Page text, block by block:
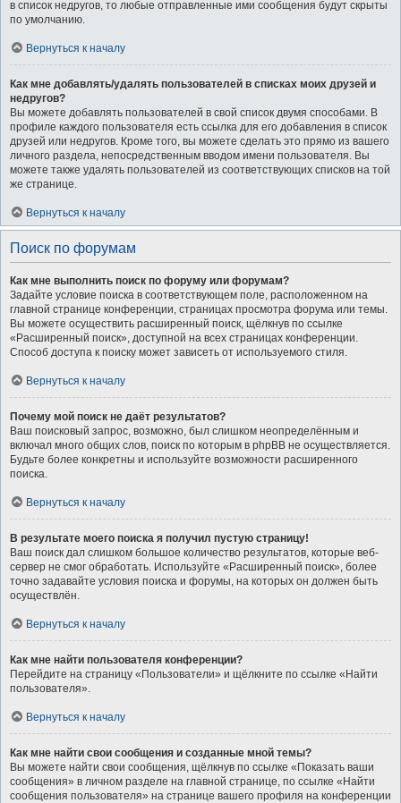
в список недругов, то любые отправленные ими сообщения будут скрыты
по умолчанию.
Вернуться к началу
Как мне добавлять/удалять пользователей в списках моих друзей и
недругов?
Вы можете добавлять пользователей в свой список двумя способами. В
профиле каждого пользователя есть ссылка для его добавления в список
друзей или недругов. Кроме того, вы можете сделать это прямо из вашего
личного раздела, непосредственным вводом имени пользователя. Вы
можете также удалять пользователей из соответствующих списков на той
же странице.
Вернуться к началу
Поиск по форумам
Как мне выполнить поиск по форуму или форумам?
Задайте условие поиска в соответствующем поле, расположенном на
главной странице конференции, страницах просмотра форума или темы.
Вы можете осуществить расширенный поиск, щёлкнув по ссылке
«Расширенный поиск», доступной на всех страницах конференции.
Способ доступа к поиску может зависеть от используемого стиля.
Вернуться к началу
Почему мой поиск не даёт результатов?
Ваш поисковый запрос, возможно, был слишком неопределённым и
включал много общих слов, поиск по которым в phpBB не осуществляется.
Будьте более конкретны и используйте возможности расширенного
поиска.
Вернуться к началу
В результате моего поиска я получил пустую страницу!
Ваш поиск дал слишком большое количество результатов, которые веб-
сервер не смог обработать. Используйте «Расширенный поиск», более
точно задавайте условия поиска и форумы, на которых он должен быть
осуществлён.
Вернуться к началу
Как мне найти пользователя конференции?
Перейдите на страницу «Пользователи» и щёлкните по ссылке «Найти
пользователя».
Вернуться к началу
Как мне найти свои сообщения и созданные мной темы?
Вы можете найти свои сообщения, щёлкнув по ссылке «Показать ваши
сообщения» в личном разделе на главной странице, по ссылке «Найти
сообщения пользователя» на странице вашего профиля на конференции